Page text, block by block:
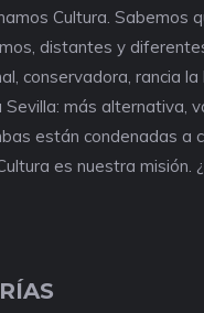
Cultura. Sabemos
distantes y
conservadora, rancia la
más alternativa,
están condenadas a
es nuestra misión.